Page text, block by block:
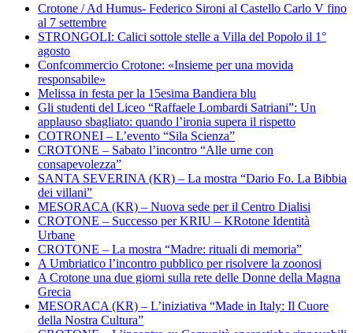
Crotone / Ad Humus- Federico Sironi al Castello Carlo V fino
al 7 settembre
STRONGOLI: Calici sottole stelle a Villa del Popolo il 1°
agosto
Confcommercio Crotone: «Insieme per una movida
responsabile»
Melissa in festa per la 15esima Bandiera blu
Gli studenti del Liceo “Raffaele Lombardi Satriani”: Un
applauso sbagliato: quando l’ironia supera il rispetto
COTRONEI – L’evento “Sila Scienza”
CROTONE – Sabato l’incontro “Alle urne con
consapevolezza”
SANTA SEVERINA (KR) – La mostra “Dario Fo. La Bibbia
dei villani”
MESORACA (KR) – Nuova sede per il Centro Dialisi
CROTONE – Successo per KRIU – KRotone Identità
Urbane
CROTONE – La mostra “Madre: rituali di memoria”
A Umbriatico l’incontro pubblico per risolvere la zoonosi
A Crotone una due giorni sulla rete delle Donne della Magna
Grecia
MESORACA (KR) – L’iniziativa “Made in Italy: Il Cuore
della Nostra Cultura”